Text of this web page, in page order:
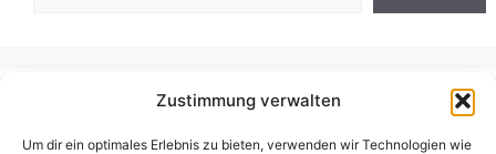
Zustimmung verwalten
Um dir ein optimales Erlebnis zu bieten, verwenden wir Technologien wie
Neueste Beiträge